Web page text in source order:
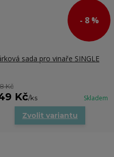
- 8 %
sada pro vinaře SINGLE
Kč
Kč/ks Skladem
Zvolit variantu